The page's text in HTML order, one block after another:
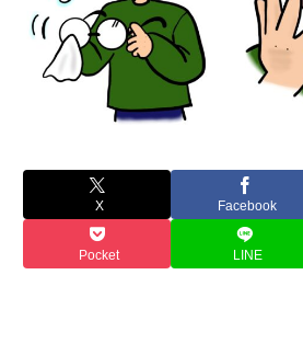
X Facebook
Pocket LINE